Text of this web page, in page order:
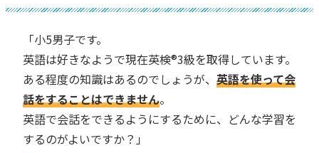
「小5男子です。
英語は好きなようで現在英検®︎3級を取得しています。
ある程度の知識はあるのでしょうが、 英語を使って会
話をすることはできません。
英語で会話をできるようにするために、どんな学習を
するのがよいですか？」